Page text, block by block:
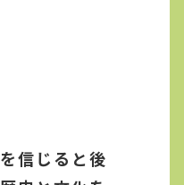
信じると後